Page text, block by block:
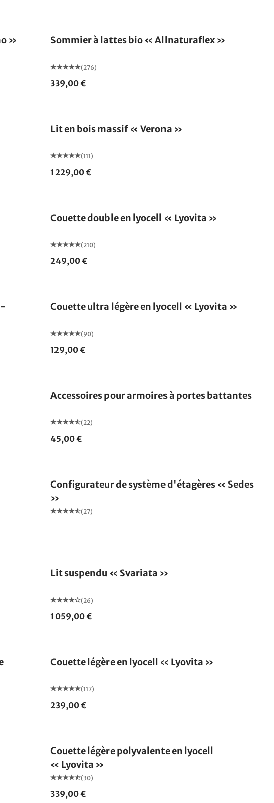
» Sommier à lattes bio « Allnaturaflex »
(276)
339,00 €
Lit en bois massif « Verona »
(111)
1 229,00 €
Couette double en lyocell « Lyovita »
(210)
249,00 €
Couette ultra légère en lyocell « Lyovita »
(90)
129,00 €
Accessoires pour armoires à portes battantes
(22)
45,00 €
Configurateur de système d'étagères « Sedes
»
(27)
Lit suspendu « Svariata »
(26)
1 059,00 €
Couette légère en lyocell « Lyovita »
(117)
239,00 €
Couette légère polyvalente en lyocell
« Lyovita »
(30)
339,00 €